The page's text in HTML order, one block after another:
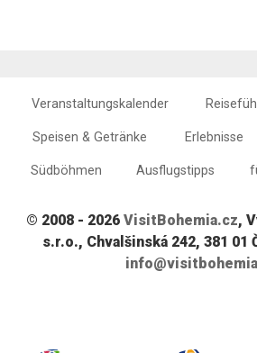
Veranstaltungskalender
Speisen & Getränke Erlebnisse
Südböhmen Ausflugstipps
© 2008 - 2026 VisitBohemia.cz,
s.r.o., Chvalšinská 242, 381 01